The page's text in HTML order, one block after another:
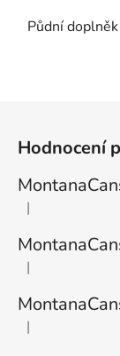
Půdní doplněk
Hodnocení
Hodnocení
|
Hodnocení
|
Hodnocení
|